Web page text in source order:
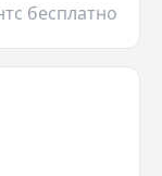
бесплатно